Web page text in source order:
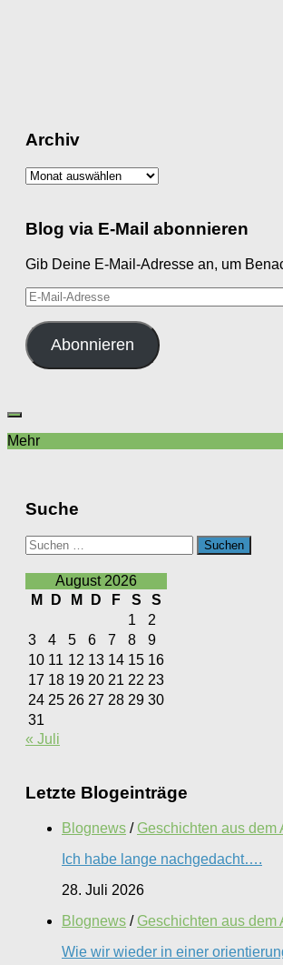
Archiv
Archiv
Blog via E-Mail abonnieren
Gib Deine E-Mail-Adresse an, um
E-
Mail-
Adresse
Abonnieren
Mehr
Suche
Suchen
nach:
August 2026
M
D M D F S
S
1
2
3
4 5 6 7 8
9
10 11 12 13 14 15 16
17 18 19 20 21 22 23
24 25 26 27 28 29 30
31
« Juli
Letzte Blogeinträge
Blognews / Geschichten aus dem
Ich habe lange nachgedacht….
28. Juli 2026
Blognews / Geschichten aus dem
Wie wir wieder in einer